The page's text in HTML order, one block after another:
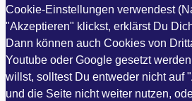
Cookie-Einstellungen verwendest
"Akzeptieren" klickst, erklärst Du
Dann können auch Cookies von
Youtube oder Google gesetzt
willst, solltest Du entweder nicht auf
und die Seite nicht weiter nutzen,